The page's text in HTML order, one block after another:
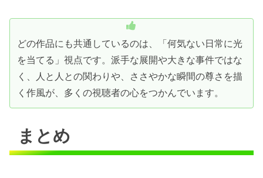
どの作品にも共通しているのは、「何気ない日常に光
を当てる」視点です。派手な展開や大きな事件ではな
く、人と人との関わりや、ささやかな瞬間の尊さを描
く作風が、多くの視聴者の心をつかんでいます。
まとめ